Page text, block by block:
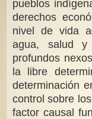
pueblos
derechos
nivel de vida
agua, salud y
profundos
la libre
determinación
control sobre
factor causal